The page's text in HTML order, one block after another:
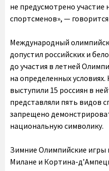
не предусмотрено участие
спортсменов», —
Международный
допустил российских и
до участия в летней
на определенных условиях.
выступили 15 россиян в
представляли пять видов
запрещено
национальную символику.
Зимние Олимпийские игры
Милане и Кортина-